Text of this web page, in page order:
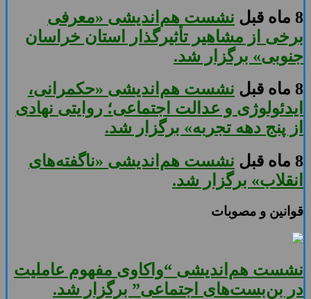
8 ماه قبل
نشست هم‌اندیشی «معرفی
برخی از مشاهیر تأثیرگذار استان خراسان
جنوبی» برگزار شد.
8 ماه قبل
نشست هم‌اندیشی «حکمرانی،
ایدئولوژی و عدالت اجتماعی؛ روایتی نهادی
از پنج دهه تجربه» برگزار شد.
8 ماه قبل
نشست هم‌اندیشی «ناگفته‌های
انقلاب» برگزار شد.
قوانین و مصوبات
نشست هم‌اندیشی “واکاوی مفهوم عاملیت
در بن‌بست‌های اجتماعی” برگزار شد.